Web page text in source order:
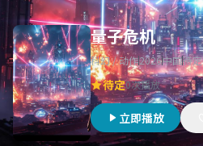
量子危机
科幻 / 动作2026中国待定
待定0次播放
立即播放